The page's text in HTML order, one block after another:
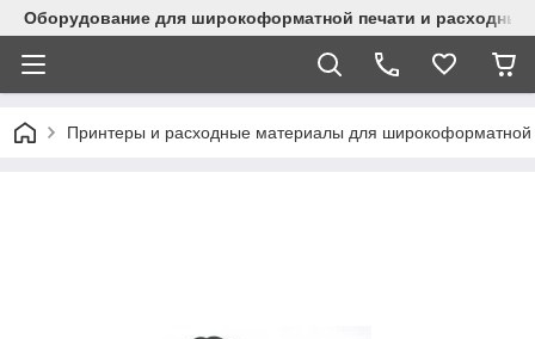
Оборудование для широкоформатной печати и
Принтеры и расходные материалы для широкоформатной